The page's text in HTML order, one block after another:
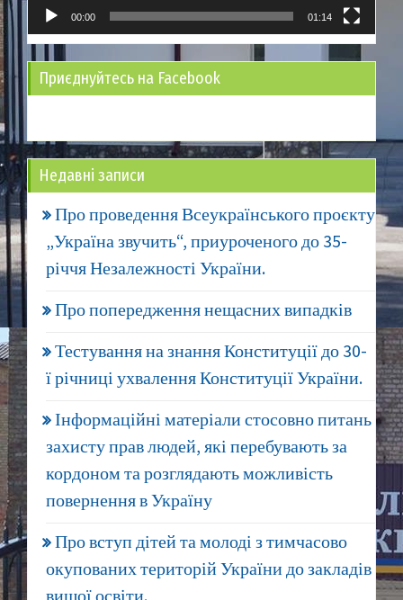
00:00 01:14
Приєднуйтесь на Facebook
Недавні записи
Про проведення Всеукраїнського проєкту
„Україна звучить“, приуроченого до 35-
річчя Незалежності України.
Про попередження нещасних випадків
Тестування на знання Конституції до 30-
ї річниці ухвалення Конституції України.
Інформаційні матеріали стосовно питань
захисту прав людей, які перебувають за
кордоном та розглядають можливість
повернення в Україну
Про вступ дітей та молоді з тимчасово
окупованих територій України до закладів